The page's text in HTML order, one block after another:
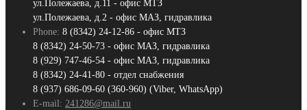
ул.Полежаева, д.11 - офис МТЗ
ул.Полежаева, д.2 - офис МАЗ, гидравлика
Phone: 8 (8342) 24-12-86 - офис МТЗ
8 (8342) 24-50-73 - офис МАЗ, гидравлика
8 (929) 747-46-54 - офис МАЗ, гидравлика
8 (8342) 24-41-80 - отдел снабжения
8 (937) 686-09-60 (360-960) (Viber, WhatsApp)
E-mail: 241286@mail.ru